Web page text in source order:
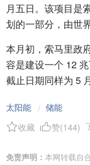
月五日。该项目是
划的一部分，由世
本月初，索马里政
容是建设一个 12
截止日期同样为 5
太阳能 / 储能
收藏
赞(144)
免责声明： 本网转载自